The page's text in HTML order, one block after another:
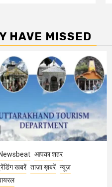
HAVE MISSED
Newsbeat आपका शहर
खबरें ताज़ा ख़बरें न्यूज़